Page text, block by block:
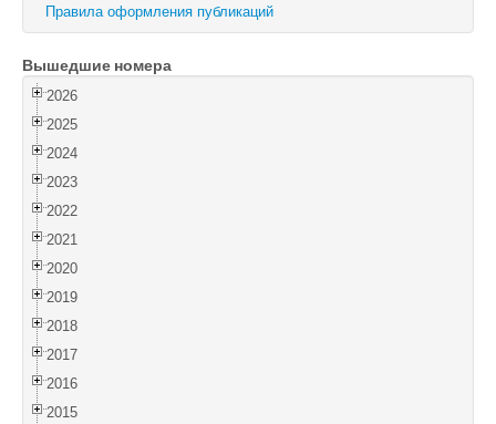
Поиск
Войти
Правила оформления публикаций
Вышедшие номера
2026
2025
2024
2023
2022
2021
2020
2019
2018
2017
2016
2015